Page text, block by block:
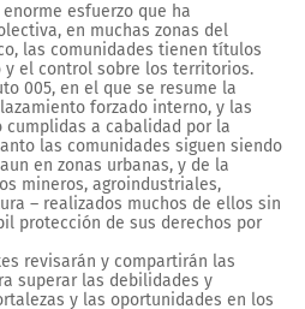
esfuerzo que ha
en muchas zonas del
las comunidades tienen títulos
el control sobre los territorios.
005, en el que se resume la
forzado interno, y las
a cabalidad por la
las comunidades siguen siendo
en zonas urbanas, y de la
mineros, agroindustriales,
– realizados muchos de ellos sin
protección de sus derechos por
revisarán y compartirán las
superar las debilidades y
y las oportunidades en los